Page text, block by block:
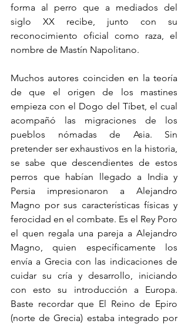
forma al perro que a mediados del
siglo XX recibe, junto con su
reconocimiento oficial como raza, el
nombre de Mastín Napolitano.
Muchos autores coinciden en la teoría
de que el origen de los mastines
empieza con el Dogo del Tíbet, el cual
acompañó las migraciones de los
pueblos nómadas de Asia. Sin
pretender ser exhaustivos en la historia,
se sabe que descendientes de estos
perros que habían llegado a India y
Persia impresionaron a Alejandro
Magno por sus características físicas y
ferocidad en el combate. Es el Rey Poro
el quen regala una pareja a Alejandro
Magno, quien específicamente los
envía a Grecia con las indicaciones de
cuidar su cría y desarrollo, iniciando
con esto su introducción a Europa.
Baste recordar que El Reino de Epiro
(norte de Grecia) estaba integrado por